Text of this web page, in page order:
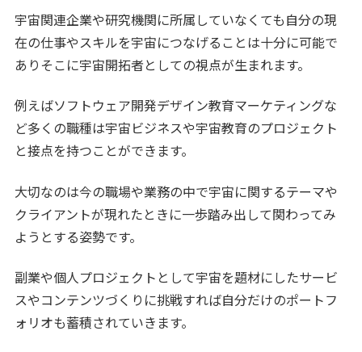
宇宙関連企業や研究機関に所属していなくても自分の現
在の仕事やスキルを宇宙につなげることは十分に可能で
ありそこに宇宙開拓者としての視点が生まれます。
例えばソフトウェア開発デザイン教育マーケティングな
ど多くの職種は宇宙ビジネスや宇宙教育のプロジェクト
と接点を持つことができます。
大切なのは今の職場や業務の中で宇宙に関するテーマや
クライアントが現れたときに一歩踏み出して関わってみ
ようとする姿勢です。
副業や個人プロジェクトとして宇宙を題材にしたサービ
スやコンテンツづくりに挑戦すれば自分だけのポートフ
ォリオも蓄積されていきます。